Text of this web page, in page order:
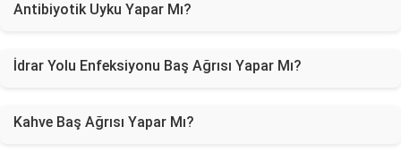
Antibiyotik Uyku Yapar Mı?
İdrar Yolu Enfeksiyonu Baş Ağrısı Yapar Mı?
Kahve Baş Ağrısı Yapar Mı?